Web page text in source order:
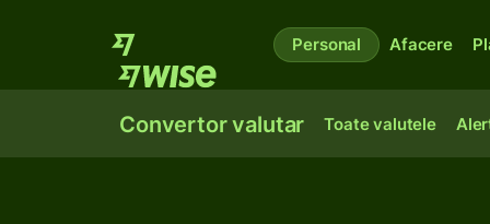
Personal Afacere
Convertor valutar Toate valutele